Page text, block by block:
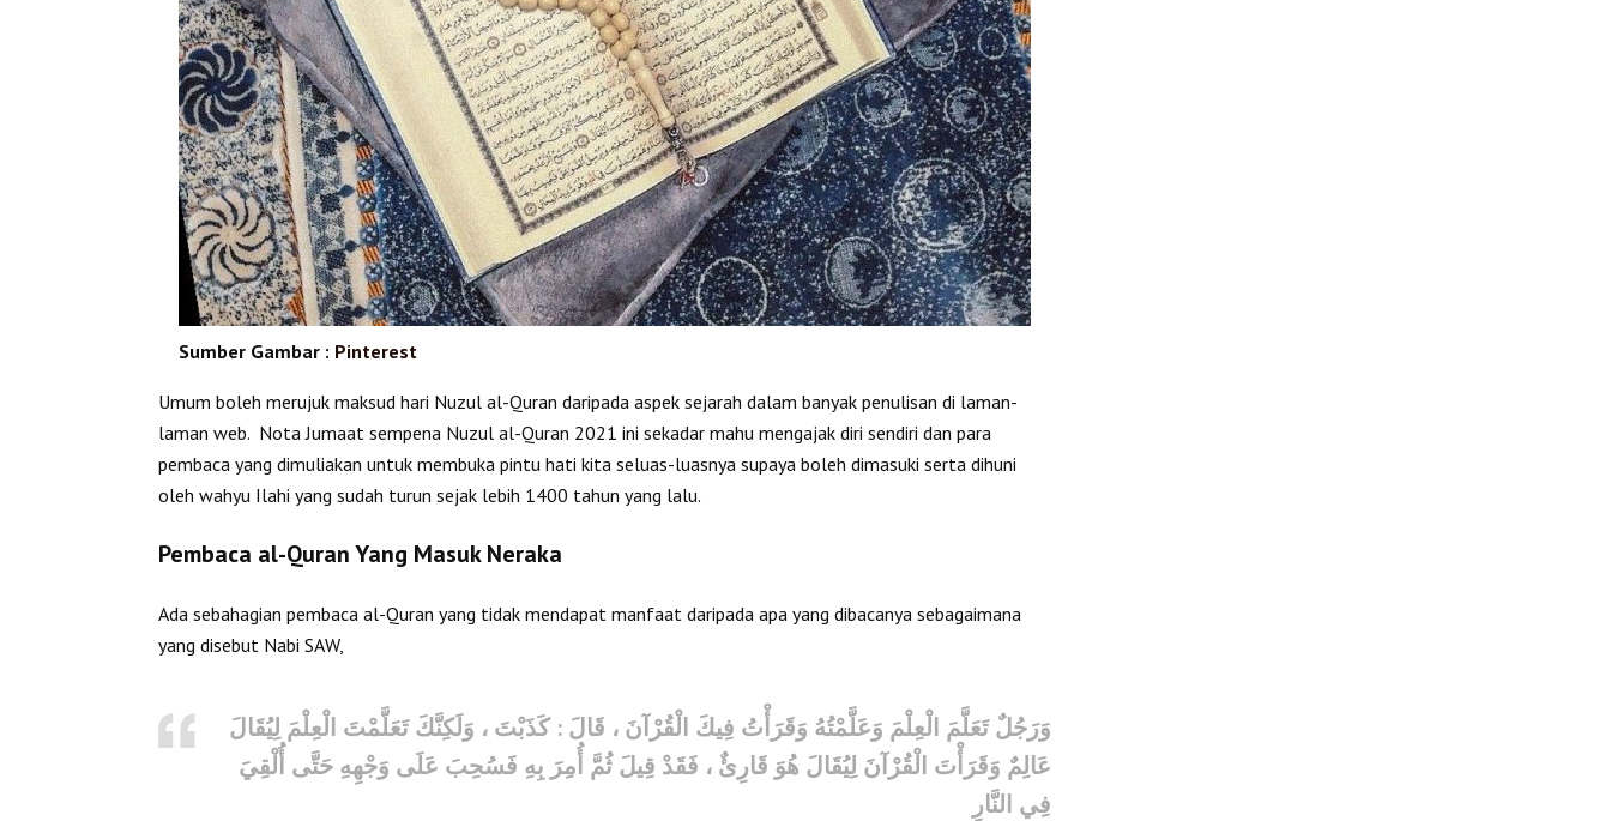
Sumber Gambar : Pinterest
Umum boleh merujuk maksud hari Nuzul al-Quran daripada aspek sejarah dalam banyak penulisan di laman-
laman web. Nota Jumaat sempena Nuzul al-Quran 2021 ini sekadar mahu mengajak diri sendiri dan para
pembaca yang dimuliakan untuk membuka pintu hati kita seluas-luasnya supaya boleh dimasuki serta dihuni
oleh wahyu Ilahi yang sudah turun sejak lebih 1400 tahun yang lalu.
Pembaca al-Quran Yang Masuk Neraka
Ada sebahagian pembaca al-Quran yang tidak mendapat manfaat daripada apa yang dibacanya sebagaimana
yang disebut Nabi SAW,
وَرَجُلٌ تَعَلَّمَ الْعِلْمَ وَعَلَّمْتُهُ وَقَرَأْتُ فِيكَ الْقُرْآنَ ، قَالَ : كَذَبْتَ ، وَلَكِنَّكَ تَعَلَّمْتَ الْعِلْمَ لِيُقَالَ
عَالِمٌ وَقَرَأْتَ الْقُرْآنَ لِيُقَالَ هُوَ قَارِئٌ ، فَقَدْ قِيلَ ثُمَّ أُمِرَ بِهِ فَسُحِبَ عَلَى وَجْهِهِ حَتَّى أُلْقِيَ
فِي النَّارِ